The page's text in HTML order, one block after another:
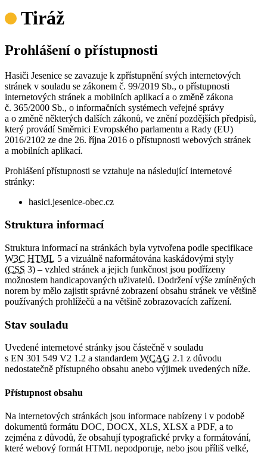
Tiráž
Prohlášení o přístupnosti
Hasiči Jesenice se zavazuje k zpřístupnění svých internetových
stránek v souladu se zákonem č. 99/2019 Sb., o přístupnosti
internetových stránek a mobilních aplikací a o změně zákona
č. 365/2000 Sb., o informačních systémech veřejné správy
a o změně některých dalších zákonů, ve znění pozdějších předpisů,
který provádí Směrnici Evropského parlamentu a Rady (EU)
2016/2102 ze dne 26. října 2016 o přístupnosti webových stránek
a mobilních aplikací.
Prohlášení přístupnosti se vztahuje na následující internetové
stránky:
hasici.jesenice-obec.cz
Struktura informací
Struktura informací na stránkách byla vytvořena podle specifikace
W3C HTML 5 a vizuálně naformátována kaskádovými styly
(CSS 3) – vzhled stránek a jejich funkčnost jsou podřízeny
možnostem handicapovaných uživatelů. Dodržení výše zmíněných
norem by mělo zajistit správné zobrazení obsahu stránek ve většině
používaných prohlížečů a na většině zobrazovacích zařízení.
Stav souladu
Uvedené internetové stránky jsou částečně v souladu
s EN 301 549 V2 1.2 a standardem WCAG 2.1 z důvodu
nedostatečně přístupného obsahu anebo výjimek uvedených níže.
Přístupnost obsahu
Na internetových stránkách jsou informace nabízeny i v podobě
dokumentů formátu DOC, DOCX, XLS, XLSX a PDF, a to
zejména z důvodů, že obsahují typografické prvky a formátování,
které webový formát HTML nepodporuje, nebo jsou příliš velké,